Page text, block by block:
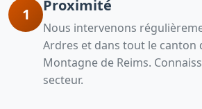
1 Proximité
Nous intervenons
Ardres et dans tout le canton
Montagne de Reims.
secteur.